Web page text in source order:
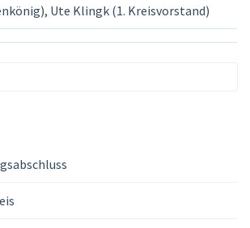
Ute Klingk (1. Kreisvorstand)